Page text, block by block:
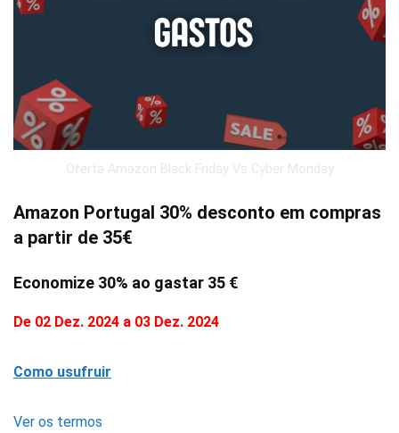
Oferta Amazon Black Friday Vs Cyber Monday
Amazon Portugal 30% desconto em compras
a partir de 35€
Economize 30% ao gastar 35 €
De 02 Dez. 2024 a 03 Dez. 2024
Como usufruir
Ver os termos